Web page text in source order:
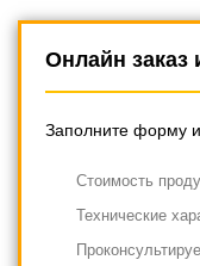
Онлайн заказ
Заполните форму
Cтоимость
Технические